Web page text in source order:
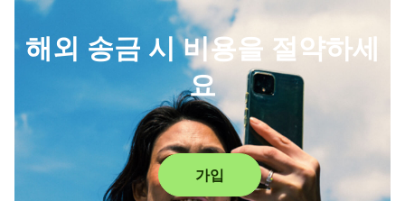
해외 송금 시 비용을 절약하세
요
가입